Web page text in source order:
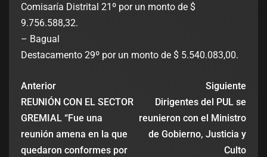
Comisaría Distrital 21º por un monto de $
9.756.588,32.
– Bagual
Destacamento 29º por un monto de $ 5.540.083,00.
Anterior
REUNIÓN CON EL SECTOR
GREMIAL “Fue una
reunión amena en la que
quedaron conformes por
Siguiente
Dirigentes del PUL se
reunieron con el Ministro
de Gobierno, Justicia y
Culto